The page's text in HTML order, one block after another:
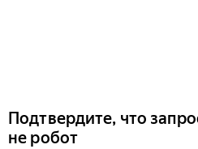
Подтвердите, что
не робот